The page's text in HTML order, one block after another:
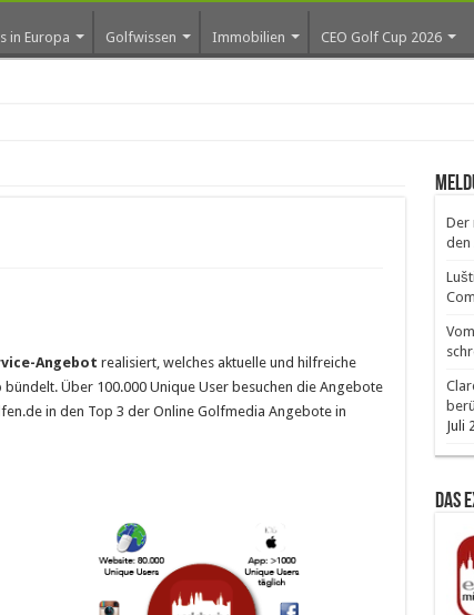
in Europa Golfwissen Immobilien CEO Golf Cup 2026
Angebot realisiert, welches aktuelle und hilfreiche
Über 100.000 Unique User besuchen die Angebote
in den Top 3 der Online Golfmedia Angebote in
Der
den
Juli
Das